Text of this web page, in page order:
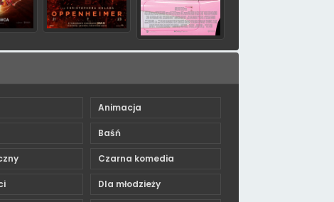
Animacja
Baśń
Czarna komedia
Dla młodzieży